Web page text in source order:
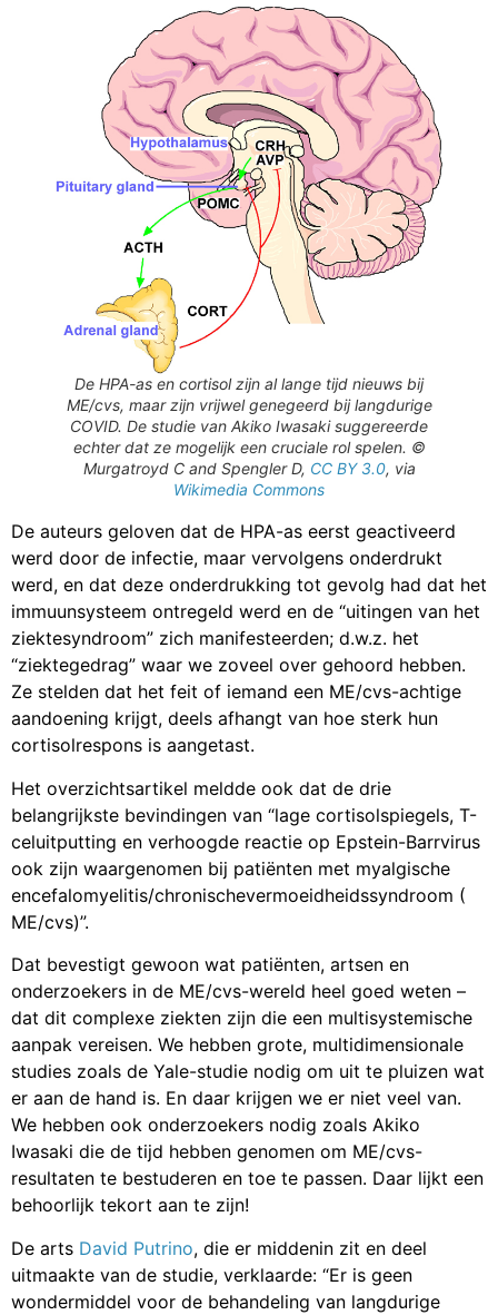
De HPA-as en cortisol zijn al lange tijd nieuws bij
ME/cvs, maar zijn vrijwel genegeerd bij langdurige
COVID. De studie van Akiko Iwasaki suggereerde
echter dat ze mogelijk een cruciale rol spelen. ©
Murgatroyd C and Spengler D, CC BY 3.0, via
Wikimedia Commons
De auteurs geloven dat de HPA-as eerst geactiveerd
werd door de infectie, maar vervolgens onderdrukt
werd, en dat deze onderdrukking tot gevolg had dat het
immuunsysteem ontregeld werd en de “uitingen van het
ziektesyndroom” zich manifesteerden; d.w.z. het
“ziektegedrag” waar we zoveel over gehoord hebben.
Ze stelden dat het feit of iemand een ME/cvs-achtige
aandoening krijgt, deels afhangt van hoe sterk hun
cortisolrespons is aangetast.
Het overzichtsartikel meldde ook dat de drie
belangrijkste bevindingen van “lage cortisolspiegels, T-
celuitputting en verhoogde reactie op Epstein-Barrvirus
ook zijn waargenomen bij patiënten met myalgische
encefalomyelitis/chronischevermoeidheidssyndroom (
ME/cvs)”.
Dat bevestigt gewoon wat patiënten, artsen en
onderzoekers in de ME/cvs-wereld heel goed weten –
dat dit complexe ziekten zijn die een multisystemische
aanpak vereisen. We hebben grote, multidimensionale
studies zoals de Yale-studie nodig om uit te pluizen wat
er aan de hand is. En daar krijgen we er niet veel van.
We hebben ook onderzoekers nodig zoals Akiko
Iwasaki die de tijd hebben genomen om ME/cvs-
resultaten te bestuderen en toe te passen. Daar lijkt een
behoorlijk tekort aan te zijn!
De arts David Putrino, die er middenin zit en deel
uitmaakte van de studie, verklaarde: “Er is geen
wondermiddel voor de behandeling van langdurige